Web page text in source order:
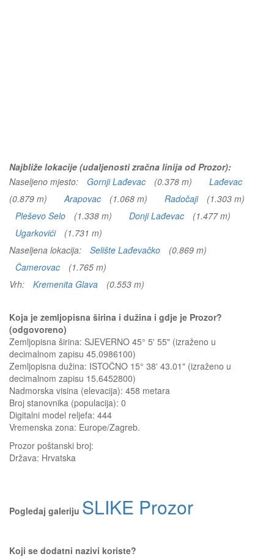
Najbliže lokacije (udaljenosti zračna linija od Prozor):
Naseljeno mjesto:
Gornji Lađevac (0.378 m)
Lađevac
(0.879 m)
Arapovac (1.068 m) Radočaji
(1.303 m)
Pleševo Selo
(1.338 m) Donji Lađevac
(1.477 m)
Ugarkovići
(1.731 m)
Naseljena lokacija:
Selište Lađevačko
(0.869 m)
Čamerovac
(1.765 m)
Vrh:
Kremenita Glava (0.553 m)
Koja je zemljopisna širina i dužina i gdje je Prozor?
(odgovoreno)
Zemljopisna širina: SJEVERNO 45° 5' 55" (izraženo u
decimalnom zapisu 45.0986100)
Zemljopisna dužina: ISTOČNO 15° 38' 43.01" (izraženo u
decimalnom zapisu 15.6452800)
Nadmorska visina (elevacija): 458 metara
Broj stanovnika (populacija): 0
Digitalni model reljefa: 444
Vremenska zona: Europe/Zagreb.
Prozor poštanski broj:
Država: Hrvatska
Pogledaj galeriju SLIKE Prozor
Koji se dodatni nazivi koriste?